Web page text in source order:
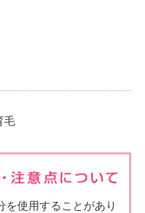
毛
を使用することがあり